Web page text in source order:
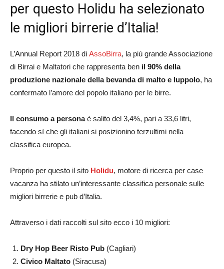
per questo Holidu ha selezionato
le migliori birrerie d’Italia!
L’Annual Report 2018 di AssoBirra, la più grande Associazione
di Birrai e Maltatori che rappresenta ben il 90% della
produzione nazionale della bevanda di malto e luppolo, ha
confermato l’amore del popolo italiano per le birre.
Il consumo a personaè salito del 3,4%, pari a 33,6 litri,
facendo sì che gli italiani si posizionino terzultimi nella
classifica europea.
Proprio per questo il sito Holidu, motore di ricerca per case
vacanza ha stilato un’interessante classifica personale sulle
migliori birrerie e pub d’Italia.
Attraverso i dati raccolti sul sito ecco i 10 migliori:
Dry Hop Beer Risto Pub (Cagliari)
Civico Maltato (Siracusa)